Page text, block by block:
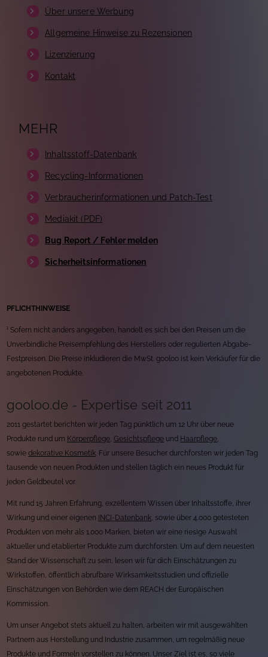
Über unsere Werbung
Allgemeine Hinweise zu Rezensionen
Lizenzierung
Kontakt
MEHR
Inhaltsstoff-Datenbank
Recycling-Informationen
Verbraucherinformationen und Patch-Test
Mediakit (PDF)
Bug Report / Fehler melden
Sicherheitsinformationen
PFLICHTHINWEISE
¹ Sofern nicht anders angegeben, handelt es sich bei den Preisen um die
Unverbindliche Preisempfehlung des Herstellers oder regulierten Abgabe-
Festpreisen. Die Preise inkludieren die MwSt. gooloo ist kein Verkäufer für die
angebotenen Produkte.
gooloo.de - Expertise seit 2011
2011 gestartet berichten wir jeden Tag pünktlich um 12 Uhr über neue
Produkte rund um Körperpflege,Gesichtspflege und Haarpflege,
sowiedekorative Kosmetik. Für unsere Besucher durchforsten wir jeden Tag
tausende von neuen Produkten und stellen täglich ein neues Produkt für
jeden Geldbeutel vor.
Mit rund 15 Jahren Erfahrung, exzellentem Wissen über Inhaltsstoffe, ihrer
Wirkung und einer eigenen
INCI-Datenbank, sowie über 4.000 getesteten
Produkten von mehr als 1.000 Marken, bieten wir eine riesige Auswahl
aktueller und etablierter Produkte zum durchforsten. Um auf dem neuesten
Stand der Wissenschaft zu sein, lesen wir für dich Einschätzungen zu
Wirkstoffen, öffentlich abrufbare Wirksamkeitsstudien und offizielle
Einschätzungen von Behörden wie dem REACH der Europäischen
Kommission.
Um unser Angebot stets aktuell zu halten, arbeiten wir mit ausgewählten
Partnern aus Herstellung und Industrie zusammen, um regelmäßig neue
Produkte und Formeln vorstellen zu können. Unser Ziel ist es, so viele